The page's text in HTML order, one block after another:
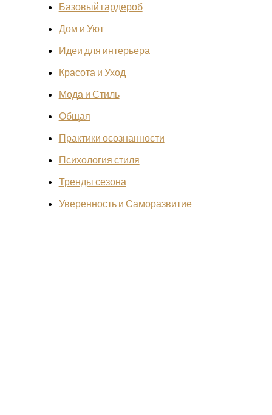
Базовый гардероб
Дом и Уют
Идеи для интерьера
Красота и Уход
Мода и Стиль
Общая
Практики осознанности
Психология стиля
Тренды сезона
Уверенность и Саморазвитие